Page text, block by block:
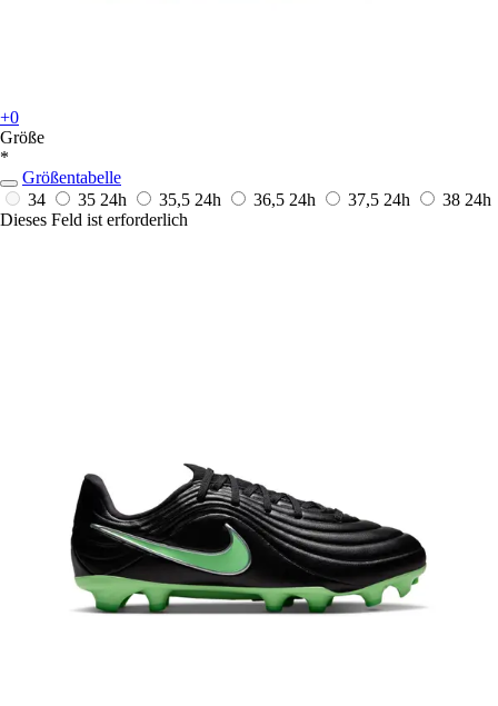
+0
Größe
*
Größentabelle
34
35 24h 35,5 24h 36,5 24h 37,5 24h 38 24h
Dieses Feld ist erforderlich